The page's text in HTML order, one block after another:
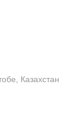
Казахстан